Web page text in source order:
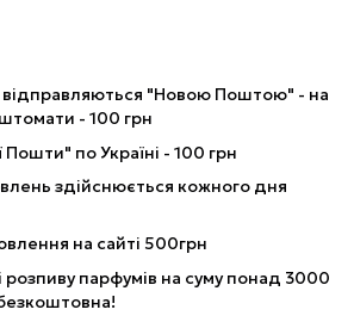
відправляються "Новою Поштою" - на
- 100 грн
по Україні - 100 грн
здійснюється кожного дня
на сайті 500грн
розпиву парфумів на суму понад 3000